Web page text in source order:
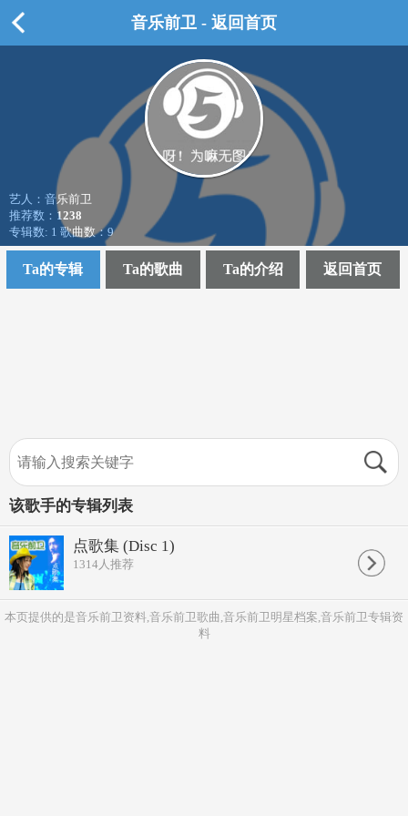
音乐前卫 - 返回首页
艺人：音乐前卫
推荐数： 1238
专辑数: 1 歌曲数：9
Ta的专辑 Ta的歌曲 Ta的介绍 返回首页
该歌手的专辑列表
点歌集 (Disc 1)
1314人推荐
本页提供的是音乐前卫资料,音乐前卫歌曲,音乐前卫明星档案,音乐前卫专辑资
料